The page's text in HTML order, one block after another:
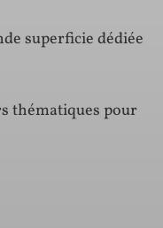
superficie dédiée
thématiques pour